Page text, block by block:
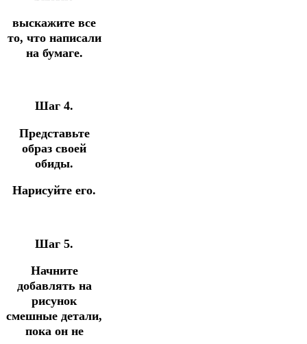
выскажите все
то, что написали
на бумаге.
Шаг 4.
Представьте
образ своей
обиды.
Нарисуйте его.
Шаг 5.
Начните
добавлять на
рисунок
смешные детали,
пока он не